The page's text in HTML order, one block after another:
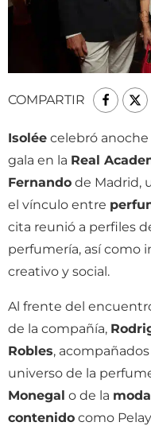
COMPARTIR
Isolée celebró anoche
gala en la Real
Fernando de Madrid,
el vínculo entre
cita reunió a perfiles
perfumería, así como
creativo y social.
Al frente del
de la compañía,
Robles,
universo de la
Monegal o de la
contenido como